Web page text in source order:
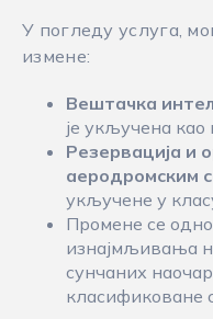
У погледу услуга,
измене:
Вештачка
је укључена као
Резервација и
аеродромским
укључене у
Промене се
изнајмљивања
сунчаних
класификоване